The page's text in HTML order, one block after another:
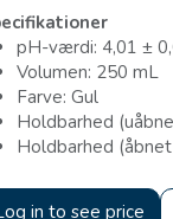
pH-værdi: 4,01 ±
Volumen: 250 mL
Farve: Gul
Holdbarhed
Holdbarhed
in to see price